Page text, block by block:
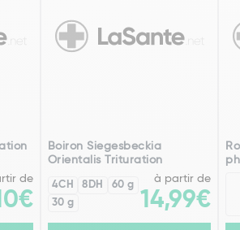
de
Boiron Siegesbeckia
Orientalis Trituration
4CH 8DH
60 g
30 g
à partir de
14,99€